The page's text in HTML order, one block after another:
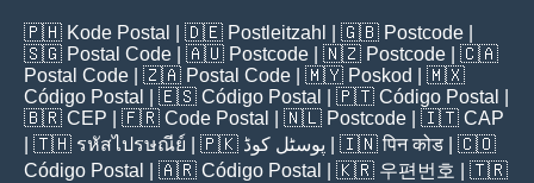
🇵🇭 Kode Postal | 🇩🇪 Postleitzahl | 🇬🇧 Postcode
🇸🇬 Postal Code | 🇦🇺 Postcode | 🇳🇿 Postcode | 🇨🇦
Postal Code | 🇿🇦 Postal Code | 🇲🇾 Poskod
| 🇲🇽
Código Postal
| 🇪🇸 Código Postal | 🇵🇹 Código Postal
🇧🇷 CEP | 🇫🇷 Code Postal | 🇳🇱 Postcode | 🇮🇹 CAP
| 🇹🇭 รหัสไปรษณีย์ | 🇵🇰 پوسٹل کوڈ | 🇮🇳पिन कोड | 🇨🇴
Código Postal
| 🇦🇷 Código Postal | 🇰🇷 우편번호
| 🇹🇷